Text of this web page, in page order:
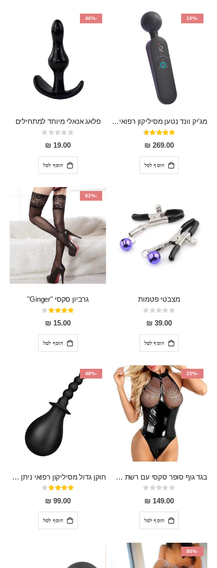
-10%
מג'יק וונד נטען מסיליקון רפואי חזק בעל 12 מצבי רטט ו6 מהירויות שונות ROMI
דירוג:
93%
269.00 ₪
הוסף לסל
-46%
פלאג אנאלי מיוחד למתחילים
Rating:
0%
19.00 ₪
הוסף לסל
מצבטי פטמות
Rating:
0%
39.00 ₪
הוסף לסל
-62%
גרביון סקסי "Ginger"
דירוג:
80%
15.00 ₪
הוסף לסל
-25%
בגד גוף סופר סקסי עם רשת שקופה בחזה ושרשרות מלמעלה וריצרץ מלמטה Pan במפשעה
Rating:
0%
149.00 ₪
הוסף לסל
-48%
חוקן גדול מסיליקון רפואי ניתן לשימוש גם כפלאג וגם כחרוזים אנאלים
דירוג:
80%
99.00 ₪
הוסף לסל
-80%